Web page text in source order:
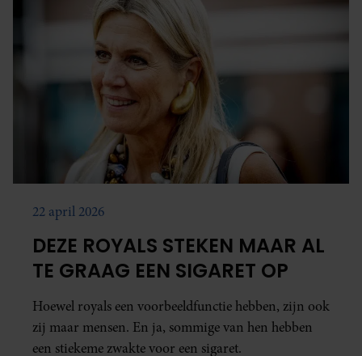
22 april 2026
DEZE ROYALS STEKEN MAAR AL
TE GRAAG EEN SIGARET OP
Hoewel royals een voorbeeldfunctie hebben, zijn ook
zij maar mensen. En ja, sommige van hen hebben
een stiekeme zwakte voor een sigaret.